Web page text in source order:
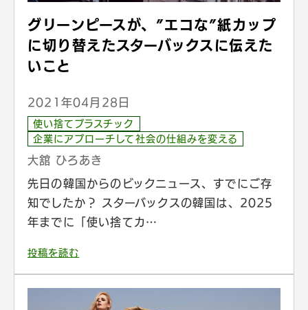
グリーンピースが、”エコな”紙カップ
に切り替えたスターバックスに伝えた
いこと
2021年04月28日
使い捨てプラスチック
企業にアプローチして社会の仕組みを変える
大舘 ひろあき
先日の韓国からのビックニュース、すでにご存
知でしたか？ スターバックスの韓国は、2025
年までに「使い捨てカ…
投稿を読む